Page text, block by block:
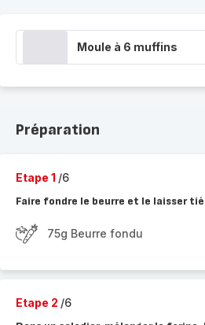
Moule à 6 muffins
Préparation
Etape 1 /6
Faire fondre le beurre et le laisser
75g Beurre fondu
Etape 2 /6